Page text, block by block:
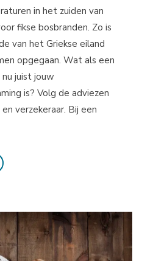
in het zuiden van
fikse bosbranden. Zo is
van het Griekse eiland
opgegaan. Wat als een
juist jouw
is? Volg de adviezen
verzekeraar. Bij een